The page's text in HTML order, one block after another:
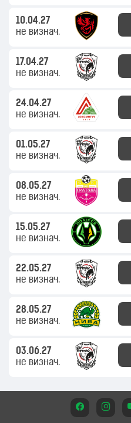
10.04.27
не визнач.
17.04.27
не визнач.
24.04.27
не визнач.
01.05.27
не визнач.
08.05.27
не визнач.
15.05.27
не визнач.
22.05.27
не визнач.
28.05.27
не визнач.
03.06.27
не визнач.